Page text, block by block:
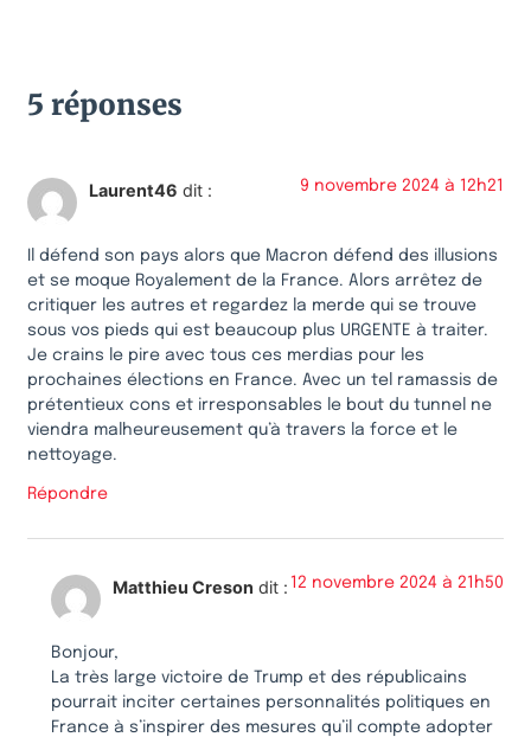
5 réponses
Laurent46 dit : 9 novembre 2024 à 12h21
Il défend son pays alors que Macron défend des illusions
et se moque Royalement de la France. Alors arrêtez de
critiquer les autres et regardez la merde qui se trouve
sous vos pieds qui est beaucoup plus URGENTE à traiter.
Je crains le pire avec tous ces merdias pour les
prochaines élections en France. Avec un tel ramassis de
prétentieux cons et irresponsables le bout du tunnel ne
viendra malheureusement qu’à travers la force et le
nettoyage.
Répondre
Matthieu Creson dit : 12 novembre 2024 à 21h50
Bonjour,
La très large victoire de Trump et des républicains
pourrait inciter certaines personnalités politiques en
France à s’inspirer des mesures qu’il compte adopter